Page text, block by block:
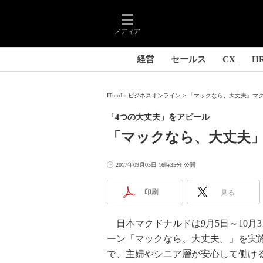
メディア
経営 セールス CX
ITmedia ビジネスオンライン 「マックなら、大丈夫」マ
「マックなら、大丈夫
「4つの大丈夫」をアピール
2017年09月05日 16時35分 公開
印刷 見る
日本マクドナルドは9月5日～10月
ーン「マックなら、大丈夫。」を実
で、主婦やシニア層が安心して働け